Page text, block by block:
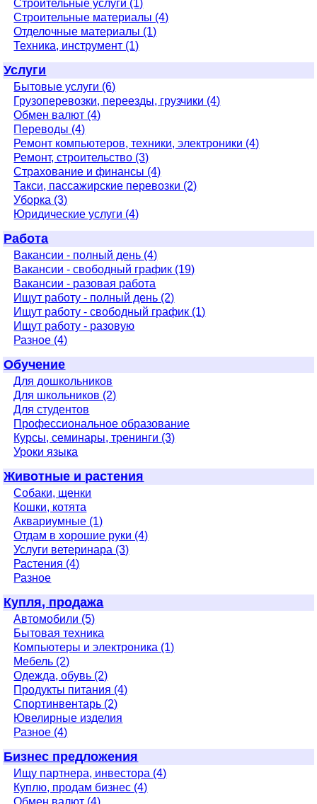
Строительные услуги (1)
Строительные материалы (4)
Отделочные материалы (1)
Техника, инструмент (1)
Услуги
Бытовые услуги (6)
Грузоперевозки, переезды, грузчики (4)
Обмен валют (4)
Переводы (4)
Ремонт компьютеров, техники, электроники (4)
Ремонт, строительство (3)
Страхование и финансы (4)
Такси, пассажирские перевозки (2)
Уборка (3)
Юридические услуги (4)
Работа
Вакансии - полный день (4)
Вакансии - свободный график (19)
Вакансии - разовая работа
Ищут работу - полный день (2)
Ищут работу - свободный график (1)
Ищут работу - разовую
Разное (4)
Обучение
Для дошкольников
Для школьников (2)
Для студентов
Профессиональное образование
Курсы, семинары, тренинги (3)
Уроки языка
Животные и растения
Собаки, щенки
Кошки, котята
Аквариумные (1)
Отдам в хорошие руки (4)
Услуги ветеринара (3)
Растения (4)
Разное
Купля, продажа
Автомобили (5)
Бытовая техника
Компьютеры и электроника (1)
Мебель (2)
Одежда, обувь (2)
Продукты питания (4)
Спортинвентарь (2)
Ювелирные изделия
Разное (4)
Бизнес предложения
Ищу партнера, инвестора (4)
Куплю, продам бизнес (4)
Обмен валют (4)